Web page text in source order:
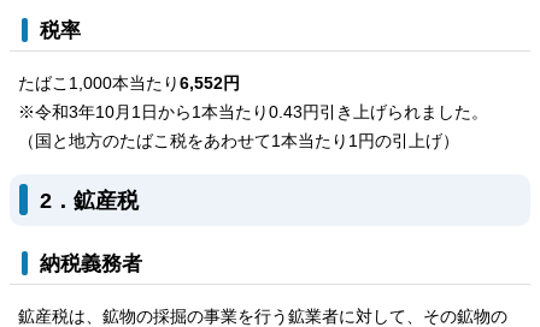
税率
たばこ1,000本当たり 6,552円
※令和3年10月1日から1本当たり0.43円引き上げられました。
（国と地方のたばこ税をあわせて1本当たり1円の引上げ）
2．鉱産税
納税義務者
鉱産税は、鉱物の採掘の事業を行う鉱業者に対して、その鉱物の